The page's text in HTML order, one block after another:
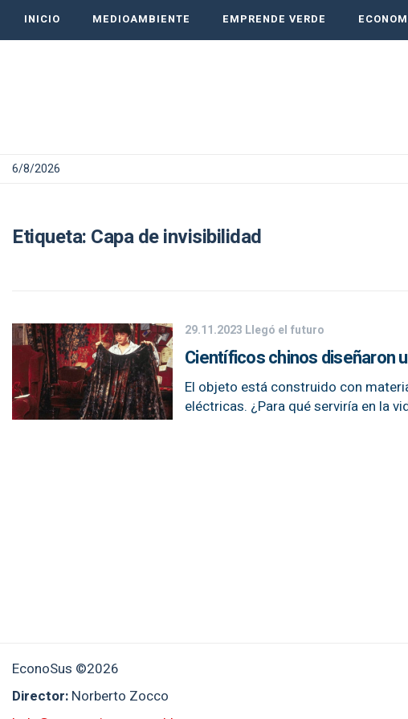
INICIO MEDIOAMBIENTE EMPRENDE VERDE
6/8/2026
Etiqueta: Capa de invisibilidad
29.11.2023 Llegó el futuro
Científicos chinos diseñaron
El objeto está construido con
eléctricas. ¿Para qué serviría en la
EconoSus ©2026
Director: Norberto Zocco